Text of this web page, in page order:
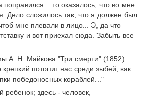
поправился... то оказалось, что во мне
Дело сложилось так, что я должен был
мне плевали в лицо... Э, да что
и вот приехал сюда. Забыть все
А. Н. Майкова "Три смерти" (1852)
потопит нас среди зыбей, как
победоносных кораблей..."
ребенок; здесь - человек,